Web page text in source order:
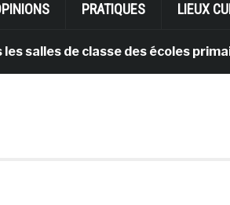
PRATIQUES LIEUX
de classe des écoles primaires